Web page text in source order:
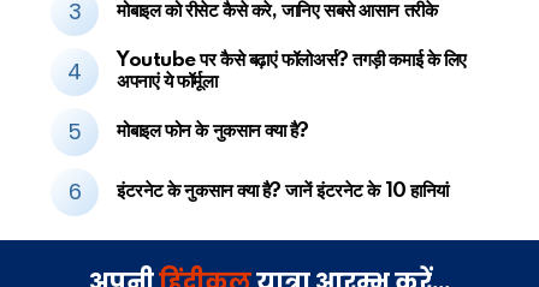
मोबाइल को रीसेट कैसे करे, जानिए सबसे आसान तरीके
Youtube पर कैसे बढ़ाएं फॉलोअर्स? तगड़ी कमाई के लिए
अपनाएं ये फॉर्मूला
मोबाइल फोन के नुकसान क्या है?
इंटरनेट के नुकसान क्या है? जानें इंटरनेट के 10 हानियां